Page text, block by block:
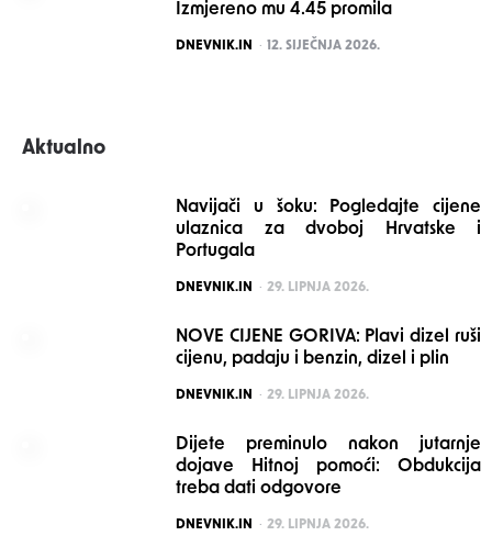
Izmjereno mu 4.45 promila
POSTED
DNEVNIK.IN 12. SIJEČNJA 2026.
Aktualno
Navijači u šoku: Pogledajte cijene
ulaznica za dvoboj Hrvatske i
Portugala
POSTED
DNEVNIK.IN 29. LIPNJA 2026.
NOVE CIJENE GORIVA: Plavi dizel ruši
cijenu, padaju i benzin, dizel i plin
POSTED
DNEVNIK.IN 29. LIPNJA 2026.
Dijete preminulo nakon jutarnje
dojave Hitnoj pomoći: Obdukcija
treba dati odgovore
POSTED
DNEVNIK.IN 29. LIPNJA 2026.